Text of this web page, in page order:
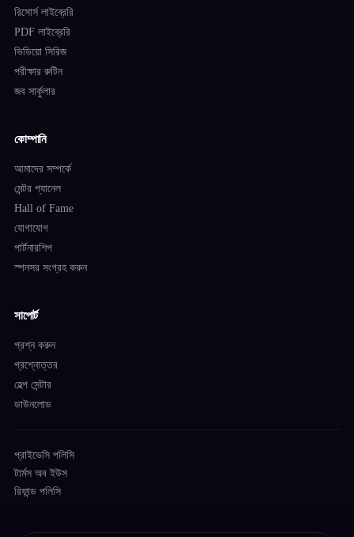
রিসোর্স লাইব্রেরি
PDF লাইব্রেরি
ভিডিয়ো সিরিজ
পরীক্ষার রুটিন
জব সার্কুলার
কোম্পানি
আমাদের সম্পর্কে
মেন্টর প্যানেল
Hall of Fame
যোগাযোগ
পার্টনারশিপ
স্পনসর সংগ্রহ করুন
সাপোর্ট
প্রশ্ন করুন
প্রশ্নোত্তর
হেল্প সেন্টার
ডাউনলোড
প্রাইভেসি পলিসি
টার্মস অব ইউস
রিফান্ড পলিসি